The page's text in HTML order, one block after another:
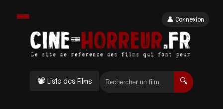
📽 Liste des Films 🔍
👤 Connexion